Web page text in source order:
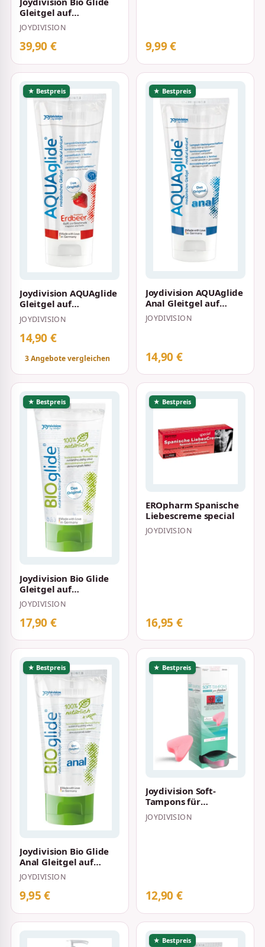
Gleitgel auf
Wasserbasis 500 ml
JOYDIVISION
39,90 € 9,99 €
★ Bestpreis
Joydivision AQUAglide
Gleitgel auf
Wasserbasis mit
Erdbeer-Duft und -G…
JOYDIVISION
14,90 €
3 Angebote vergleichen
★ Bestpreis
Joydivision AQUAglide
Anal Gleitgel auf
Wasserbasis 100 ml
JOYDIVISION
14,90 €
★ Bestpreis
Joydivision Bio Glide
Gleitgel auf
Wasserbasis 150 ml
JOYDIVISION
17,90 €
★ Bestpreis
EROpharm Spanische
Liebescreme special
JOYDIVISION
16,95 €
★ Bestpreis
Joydivision Bio Glide
Anal Gleitgel auf
Wasserbasis 80 ml
JOYDIVISION
9,95 €
★ Bestpreis
Joydivision Soft-
Tampons für
hygienischen
Intimverkehr 10 Stück
JOYDIVISION
12,90 €
★ Bestpreis